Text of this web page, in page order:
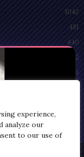
experience,
analyze our
to our use of
1042
481
440
212
94